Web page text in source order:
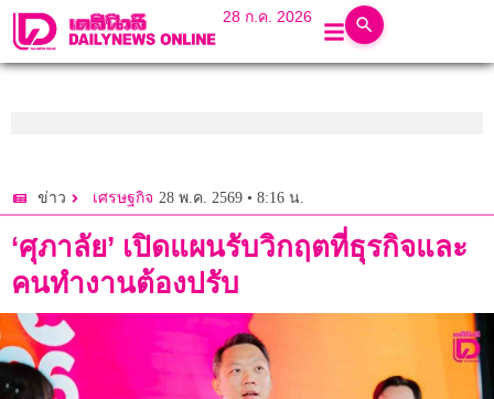
28 ก.ค. 2026
ข่าว เศรษฐกิจ 28 พ.ค. 2569 • 8:16 น.
‘ศุภาลัย’ เปิดแผนรับวิกฤตที่ธุรกิจและ
คนทำงานต้องปรับ